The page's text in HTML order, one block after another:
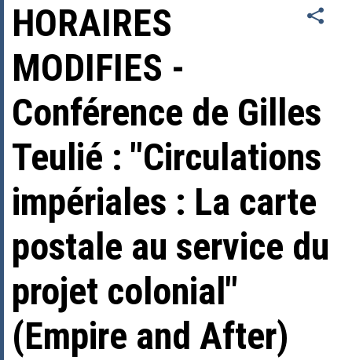
HORAIRES
MODIFIES -
Conférence de Gilles
Teulié : "Circulations
impériales : La carte
postale au service du
projet colonial"
(Empire and After)